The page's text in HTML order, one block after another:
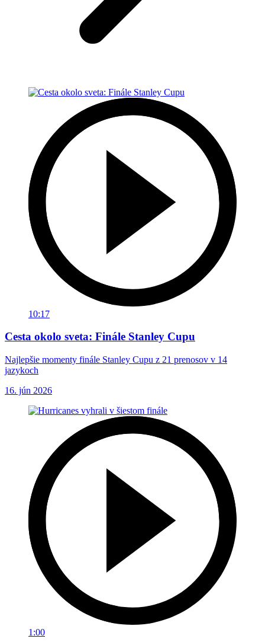
10:17
Cesta okolo sveta: Finále Stanley Cupu
Najlepšie momenty finále Stanley Cupu z 21 prenosov v 14
jazykoch
16. jún 2026
1:00